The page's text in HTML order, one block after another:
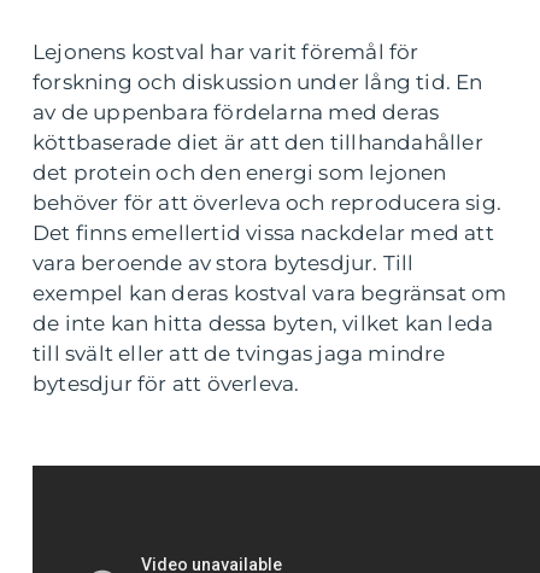
Lejonens kostval har varit föremål för
forskning och diskussion under lång tid. En
av de uppenbara fördelarna med deras
köttbaserade diet är att den tillhandahåller
det protein och den energi som lejonen
behöver för att överleva och reproducera sig.
Det finns emellertid vissa nackdelar med att
vara beroende av stora bytesdjur. Till
exempel kan deras kostval vara begränsat om
de inte kan hitta dessa byten, vilket kan leda
till svält eller att de tvingas jaga mindre
bytesdjur för att överleva.